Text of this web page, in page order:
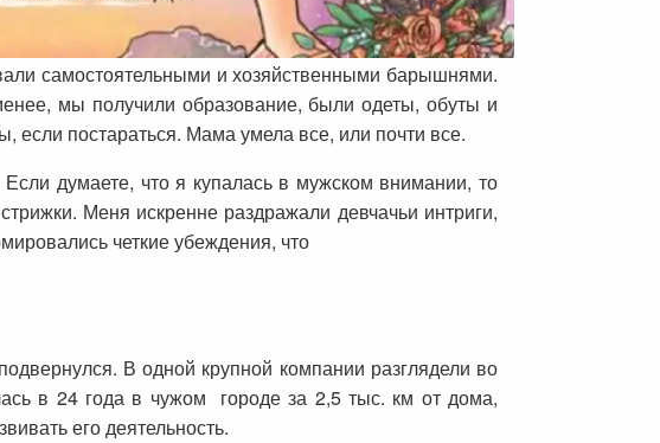
самостоятельными и хозяйственными барышнями.
мы получили образование, были одеты, обуты и
постараться. Мама умела все, или почти все.
думаете, что я купалась в мужском внимании, то
Меня искренне раздражали девчачьи интриги,
четкие убеждения, что
В одной крупной компании разглядели во
в 24 года в чужом городе за 2,5 тыс. км от дома,
его деятельность.